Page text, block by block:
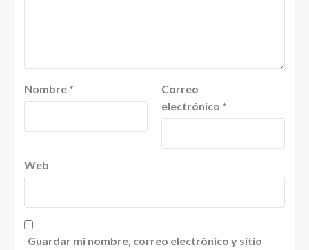
Nombre *
Correo
electrónico *
Web
Guardar mi nombre, correo electrónico y sitio